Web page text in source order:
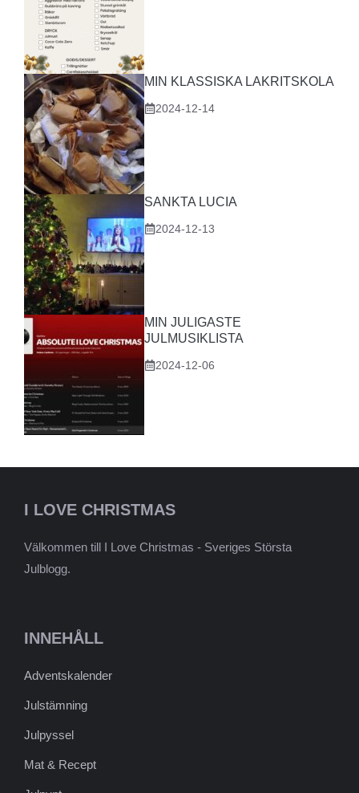
MIN KLASSISKA LAKRITSKOLA
2024-12-14
SANKTA LUCIA
2024-12-13
MIN JULIGASTE
JULMUSIKLISTA
2024-12-06
I LOVE CHRISTMAS
Välkommen till I Love Christmas - Sveriges Största
Julblogg.
INNEHÅLL
Adventskalender
Julstämning
Julpyssel
Mat & Recept